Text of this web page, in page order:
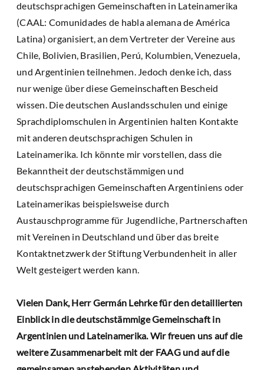
deutschsprachigen Gemeinschaften in Lateinamerika
(CAAL: Comunidades de habla alemana de América
Latina) organisiert, an dem Vertreter der Vereine aus
Chile, Bolivien, Brasilien, Perú, Kolumbien, Venezuela,
und Argentinien teilnehmen. Jedoch denke ich, dass
nur wenige über diese Gemeinschaften Bescheid
wissen. Die deutschen Auslandsschulen und einige
Sprachdiplomschulen in Argentinien halten Kontakte
mit anderen deutschsprachigen Schulen in
Lateinamerika. Ich könnte mir vorstellen, dass die
Bekanntheit der deutschstämmigen und
deutschsprachigen Gemeinschaften Argentiniens oder
Lateinamerikas beispielsweise durch
Austauschprogramme für Jugendliche, Partnerschaften
mit Vereinen in Deutschland und über das breite
Kontaktnetzwerk der Stiftung Verbundenheit in aller
Welt gesteigert werden kann.
Vielen Dank, Herr Germán Lehrke für den detaillierten
Einblick in die deutschstämmige Gemeinschaft in
Argentinien und Lateinamerika. Wir freuen uns auf die
weitere Zusammenarbeit mit der FAAG und auf die